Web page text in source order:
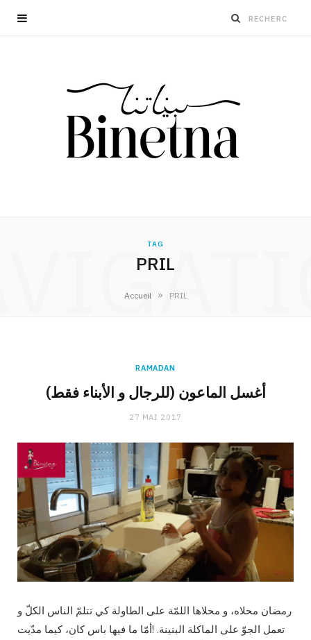
TAG
PRIL
Accueil » PRIL
RAMADAN
(أغسل الماعون (للرجال و الأبناء فقط
27 MAI 2017
رمضان محلاه، و محلاها اللمّة على الطاولة كي تتلمّ الناس الكلّ و
تعمل الجوّ على الماكلة البنينة. !أمّا ما فيها باس كان، كيما مدّيت